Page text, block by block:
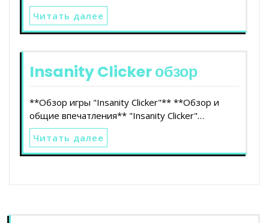
Читать далее
Insanity Clicker обзор
**Обзор игры "Insanity Clicker"** **Обзор и
общие впечатления** "Insanity Clicker"…
Читать далее